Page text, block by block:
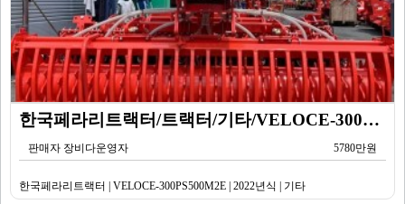
한국페라리트랙터/트랙터/기타/VELOCE-300PS500M2E/2022년식
판매자 장비다운영자 5780만원
한국페라리트랙터 | VELOCE-300PS500M2E | 2022년식 | 기타